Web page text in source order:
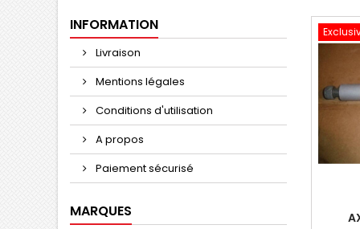
INFORMATION
Livraison
Mentions légales
Conditions d'utilisation
A propos
Paiement sécurisé
MARQUES